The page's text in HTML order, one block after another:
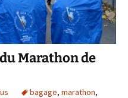
Marathon de
bagage, marathon,